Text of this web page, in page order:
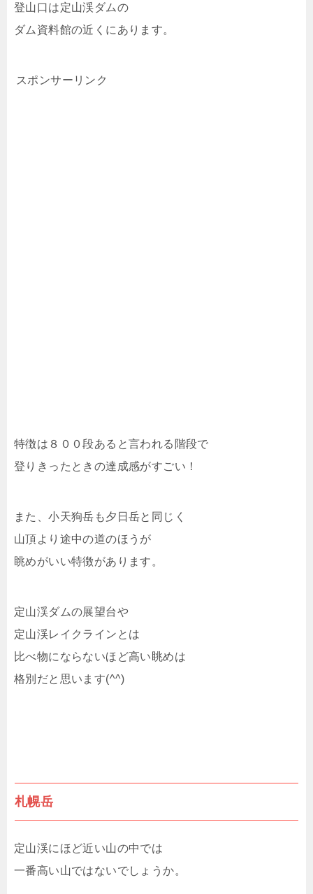
登山口は定山渓ダムの
ダム資料館の近くにあります。
スポンサーリンク
特徴は８００段あると言われる階段で
登りきったときの達成感がすごい！
また、小天狗岳も夕日岳と同じく
山頂より途中の道のほうが
眺めがいい特徴があります。
定山渓ダムの展望台や
定山渓レイクラインとは
比べ物にならないほど高い眺めは
格別だと思います(^^)
札幌岳
定山渓にほど近い山の中では
一番高い山ではないでしょうか。